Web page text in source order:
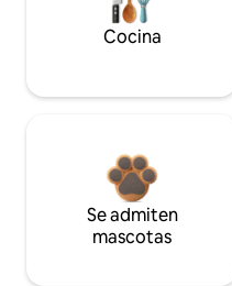
Cocina
Se admiten
mascotas